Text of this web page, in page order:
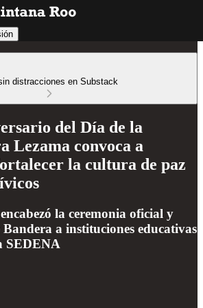
distracciones en Substack
del Día de la
Lezama convoca a
la cultura de paz
la ceremonia oficial y
a instituciones educativas
SEDENA